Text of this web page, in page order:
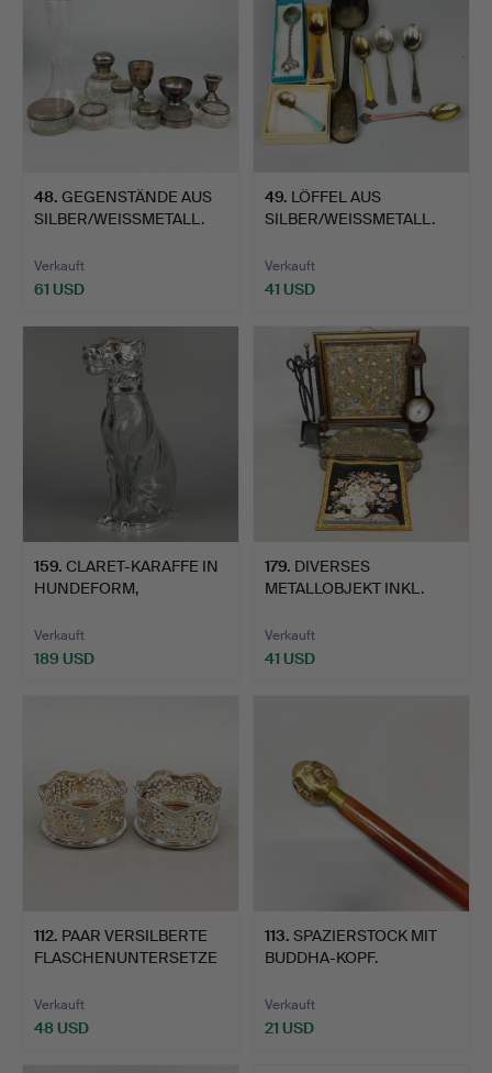
48. GEGENSTÄNDE AUS
SILBER/WEISSMETALL.
Verkauft
61 USD
49. LÖFFEL AUS
SILBER/WEISSMETALL.
Verkauft
41 USD
159. CLARET-KARAFFE IN
HUNDEFORM,
Verkauft
189 USD
179. DIVERSES
METALLOBJEKT INKL.
Verkauft
41 USD
112. PAAR VERSILBERTE
FLASCHENUNTERSETZE
Verkauft
48 USD
113. SPAZIERSTOCK MIT
BUDDHA-KOPF.
Verkauft
21 USD